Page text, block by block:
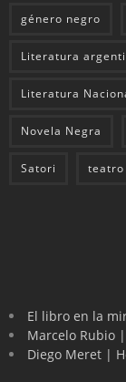
género negro
Literatura
Literatura
Novela Negra
Satori
El libro en la
Marcelo Rubio
Diego Meret |